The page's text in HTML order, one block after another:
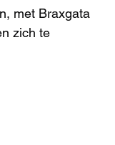
met Braxgata
zich te